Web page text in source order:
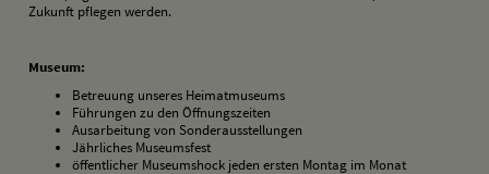
Zukunft pflegen werden.
Museum:
Betreuung unseres Heimatmuseums
Führungen zu den Öffnungszeiten
Ausarbeitung von Sonderausstellungen
Jährliches Museumsfest
öffentlicher Museumshock jeden ersten Montag im Monat